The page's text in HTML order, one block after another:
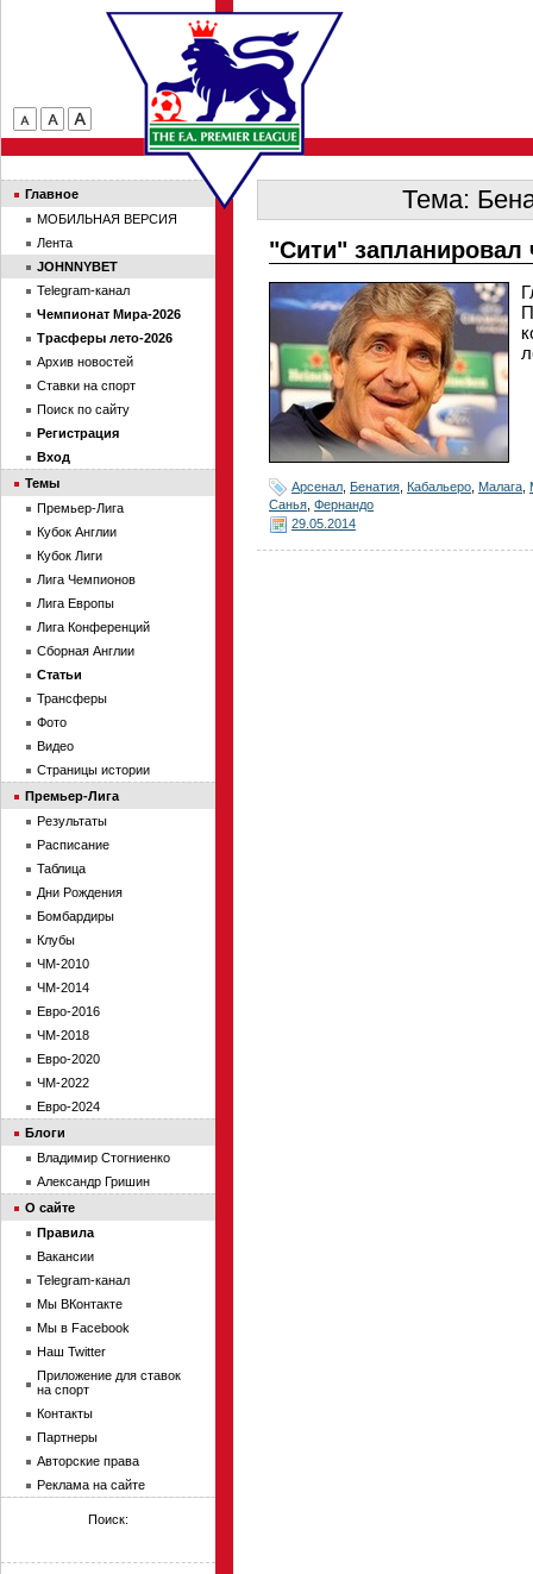
Тема:
"Сити" запланировал
Арсенал Бенатия Кабальеро Малага
Санья Фернандо
29.05.2014
Главное
МОБИЛЬНАЯ ВЕРСИЯ
Лента
JOHNNYBET
Telegram-канал
Чемпионат Мира-2026
Трасферы лето-2026
Архив новостей
Ставки на спорт
Поиск по сайту
Регистрация
Вход
Темы
Премьер-Лига
Кубок Англии
Кубок Лиги
Лига Чемпионов
Лига Европы
Лига Конференций
Сборная Англии
Статьи
Трансферы
Фото
Видео
Страницы истории
Премьер-Лига
Результаты
Расписание
Таблица
Дни Рождения
Бомбардиры
Клубы
ЧМ-2010
ЧМ-2014
Евро-2016
ЧМ-2018
Евро-2020
ЧМ-2022
Евро-2024
Блоги
Владимир Стогниенко
Александр Гришин
О сайте
Правила
Вакансии
Telegram-канал
Мы ВКонтакте
Мы в Facebook
Наш Twitter
Приложение для ставок
на спорт
Контакты
Партнеры
Авторские права
Реклама на сайте
Поиск: